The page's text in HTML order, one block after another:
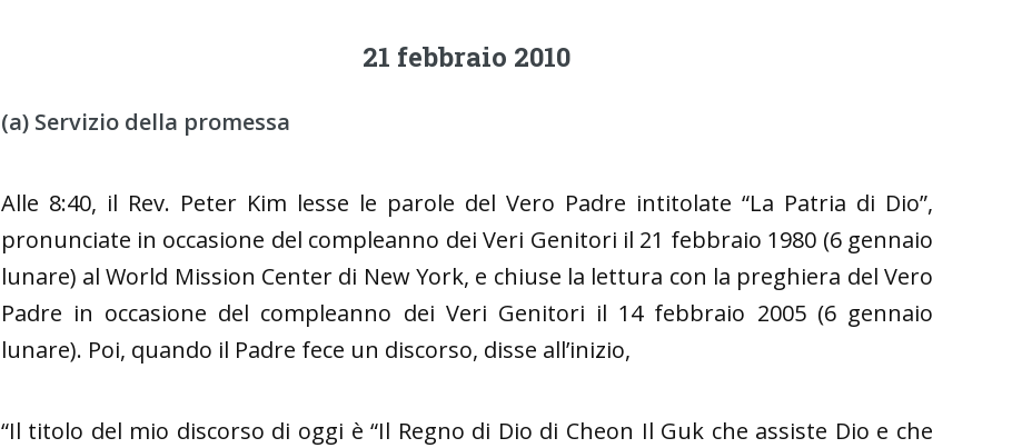
21 febbraio 2010
(a) Servizio della promessa
Alle 8:40, il Rev. Peter Kim lesse le parole del Vero Padre intitolate “La Patria di Dio”,
pronunciate in occasione del compleanno dei Veri Genitori il 21 febbraio 1980 (6 gennaio
lunare) al World Mission Center di New York, e chiuse la lettura con la preghiera del Vero
Padre in occasione del compleanno dei Veri Genitori il 14 febbraio 2005 (6 gennaio
lunare). Poi, quando il Padre fece un discorso, disse all’inizio,
“Il titolo del mio discorso di oggi è “Il Regno di Dio di Cheon Il Guk che assiste Dio e che